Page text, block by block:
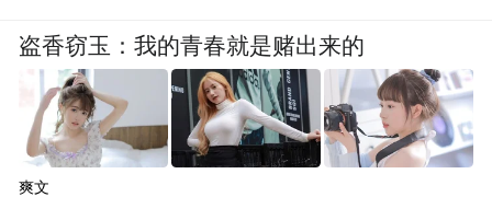
盗香窃玉：我的青春就是赌出来的
爽文